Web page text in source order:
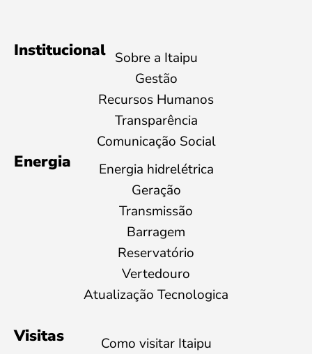
Institucional Sobre a Itaipu
Gestão
Recursos Humanos
Transparência
Comunicação Social
Energia
Energia hidrelétrica
Geração
Transmissão
Barragem
Reservatório
Vertedouro
Atualização Tecnologica
Visitas
Como visitar Itaipu